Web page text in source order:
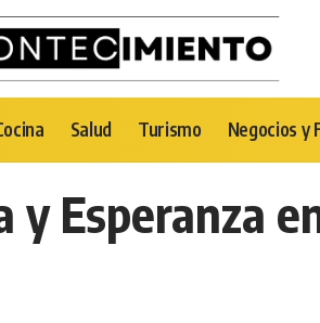
Salud Turismo Negocios y
y Esperanza